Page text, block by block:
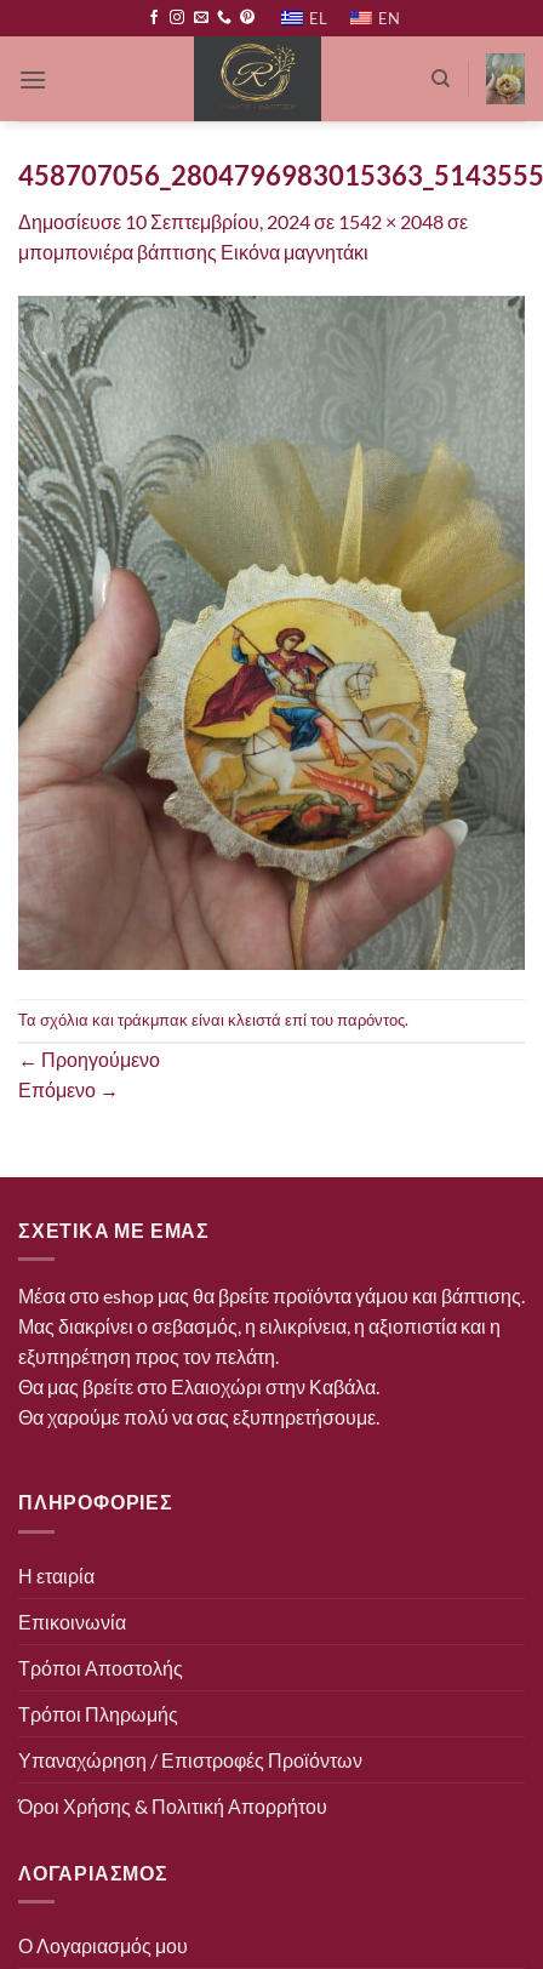
στο
περιεχόμενο
EL EN
Δημοσίευσε 10 Σεπτεμβρίου, 2024σε 1542 × 2048σε
μπομπονιέρα βάπτισης Εικόνα μαγνητάκι
Τα σχόλια και τράκμπακ είναι κλειστά επί του παρόντος.
← Προηγούμενο
Επόμενο →
ΣΧΕΤΙΚΑ ΜΕ ΕΜΑΣ
Μέσα στο eshop μας θα βρείτε προϊόντα γάμου και βάπτισης.
Μας διακρίνει ο σεβασμός, η ειλικρίνεια, η αξιοπιστία και η
εξυπηρέτηση προς τον πελάτη.
Θα μας βρείτε στο Ελαιοχώρι στην Καβάλα.
Θα χαρούμε πολύ να σας εξυπηρετήσουμε.
ΠΛΗΡΟΦΟΡΙΕΣ
Η εταιρία
Επικοινωνία
Τρόποι Αποστολής
Τρόποι Πληρωμής
Υπαναχώρηση / Επιστροφές Προϊόντων
Όροι Χρήσης & Πολιτική Απορρήτου
ΛΟΓΑΡΙΑΣΜΟΣ
Ο Λογαριασμός μου